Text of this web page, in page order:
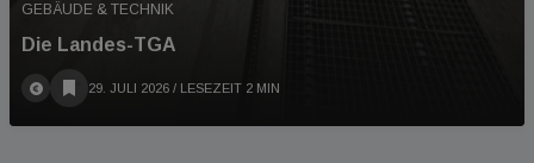
GEBÄUDE & TECHNIK
Die Landes-TGA
29. JULI 2026 / LESEZEIT 2 MIN